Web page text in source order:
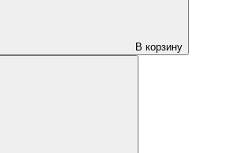
В корзину